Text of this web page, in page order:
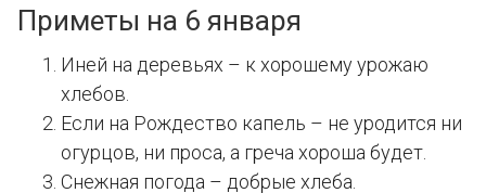
Приметы на 6 января
Иней на деревьях – к хорошему урожаю
хлебов.
Если на Рождество капель – не уродится ни
огурцов, ни проса, а греча хороша будет.
Снежная погода – добрые хлеба.